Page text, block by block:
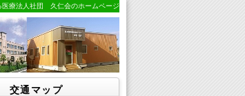
医療法人社団 久仁会のホームページ
交通マップ